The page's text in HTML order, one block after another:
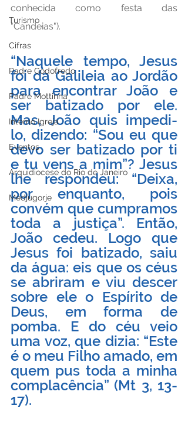
Turismo
Cifras
Padre Godofredo
Padre Mottinha
Interno Igreja
Eventos
Arquidiocese do Rio de Janeiro
Medjugorje
conhecida como festa das
"Candeias").
“Naquele tempo, Jesus
foi da Galileia ao Jordão
para encontrar João e
ser batizado por ele.
Mas, João quis impedi-
lo, dizendo: “Sou eu que
devo ser batizado por ti
e tu vens a mim”? Jesus
lhe respondeu: “Deixa,
por enquanto, pois
convém que cumpramos
toda a justiça”. Então,
João cedeu. Logo que
Jesus foi batizado, saiu
da água: eis que os céus
se abriram e viu descer
sobre ele o Espírito de
Deus, em forma de
pomba. E do céu veio
uma voz, que dizia: “Este
é o meu Filho amado, em
quem pus toda a minha
complacência” (Mt 3, 13-
17).